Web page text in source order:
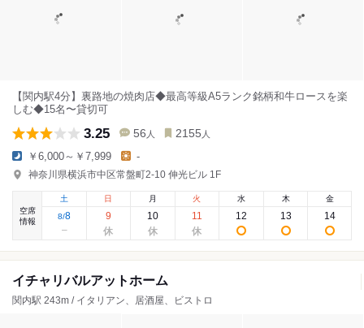
【関内駅4分】裏路地の焼肉店◆最高等級A5ランク銘柄和牛ロースを楽
しむ◆15名〜貸切可
3.25 56 人 2155 人
￥6,000～￥7,999 -
神奈川県横浜市中区常盤町2-10 伸光ビル 1F
空席
情報
土
8/8
日
9
月
10
火
11
水
12
木
13
金
14
イチャリバルアットホーム
関内駅 243m / イタリアン、居酒屋、ビストロ